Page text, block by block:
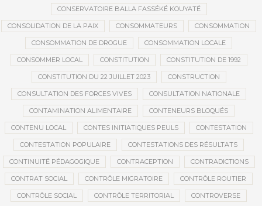
CONSERVATOIRE BALLA FASSÉKÉ KOUYATÉ
CONSOLIDATION DE LA PAIX CONSOMMATEURS CONSOMMATION
CONSOMMATION DE DROGUE CONSOMMATION LOCALE
CONSOMMER LOCAL CONSTITUTION CONSTITUTION DE 1992
CONSTITUTION DU 22 JUILLET 2023 CONSTRUCTION
CONSULTATION DES FORCES VIVES CONSULTATION NATIONALE
CONTAMINATION ALIMENTAIRE CONTENEURS BLOQUÉS
CONTENU LOCAL CONTES INITIATIQUES PEULS CONTESTATION
CONTESTATION POPULAIRE CONTESTATIONS DES RÉSULTATS
CONTINUITÉ PÉDAGOGIQUE CONTRACEPTION CONTRADICTIONS
CONTRAT SOCIAL CONTRÔLE MIGRATOIRE CONTRÔLE ROUTIER
CONTRÔLE SOCIAL CONTRÔLE TERRITORIAL CONTROVERSE